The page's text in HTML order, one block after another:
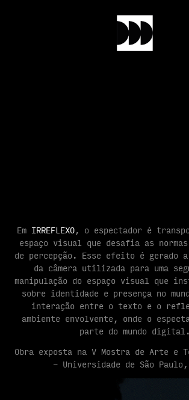
Em IRREFLEXO, o espectador é
espaço visual que desafia as
de percepção. Esse efeito é gerado
da câmera utilizada para uma
manipulação do espaço visual que
sobre identidade e presença no
interação entre o texto e o
ambiente envolvente, onde o
parte do mundo digital.
Obra exposta na V Mostra de Arte e
- Universidade de São